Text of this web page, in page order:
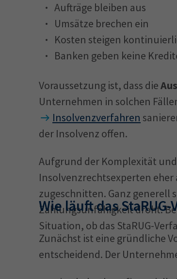
Aufträge bleiben aus
Umsätze brechen ein
Kosten steigen
Banken geben keine
Voraussetzung ist, dass die
Unternehmen in solchen
Insolvenzverfahren
der Insolvenz offen.
Aufgrund der Komplexität
Insolvenzrechtsexperten
zugeschnitten. Ganz generell
Zahlungsunfähigkeit droht.
Situation, ob das StaRUG-
Wie läuft das
Zunächst ist eine gründliche
entscheidend. Der